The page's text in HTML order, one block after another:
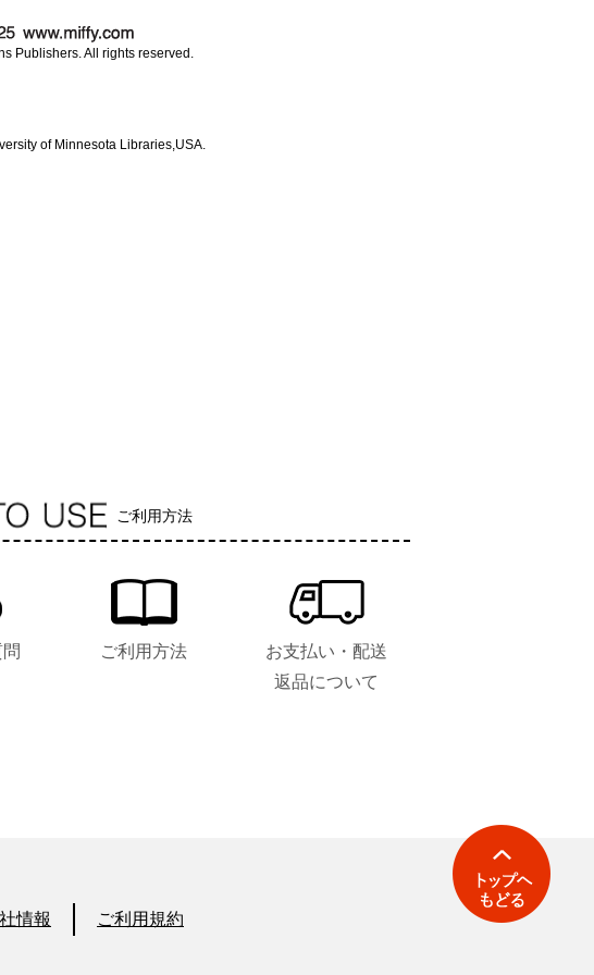
Publishers. All rights reserved.
of Minnesota Libraries,USA.
ご利用方法
ご利用方法
お支払い・配送
返品について
情報 ご利用規約